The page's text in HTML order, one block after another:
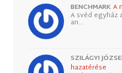
BENCHMARK A
A svéd egyház
an…
SZILÁGYI
hazatérése